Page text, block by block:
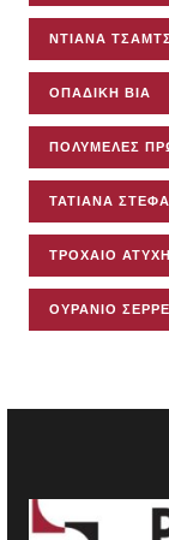
ΝΤΙΆΝΑ
ΟΠΑΔΙΚΉ ΒΊΑ
ΠΟΛΥΜΕΛΈΣ
ΤΑΤΙΆΝΑ
ΤΡΟΧΑΊΟ
ΟΥΡΆΝΙΟ